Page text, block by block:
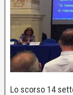
Lo scorso 14